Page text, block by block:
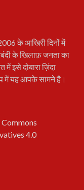
के आखिरी दिनों में
के खिलाफ़ जनता का
इसे दोबारा ज़िंदा
में यह आपके सामने है।
4.0